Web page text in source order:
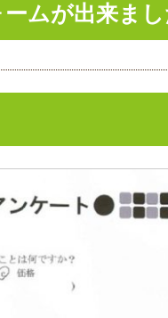
ームが出来ま